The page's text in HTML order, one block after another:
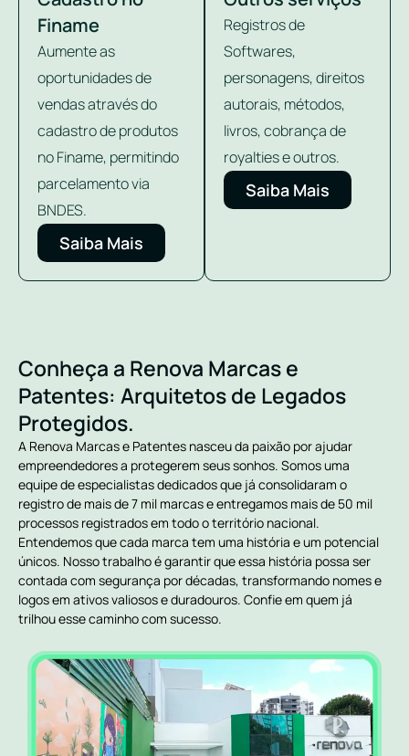
Finame
Aumente as
oportunidades de
vendas através do
cadastro de produtos
no Finame, permitindo
parcelamento via
BNDES.
Saiba Mais
Registros de
Softwares,
personagens, direitos
autorais, métodos,
livros, cobrança de
royalties e outros.
Saiba Mais
Conheça a Renova Marcas e
Patentes: Arquitetos de Legados
Protegidos.
A Renova Marcas e Patentes nasceu da paixão por ajudar
empreendedores a protegerem seus sonhos. Somos uma
equipe de especialistas dedicados que já consolidaram o
registro de mais de 7 mil marcas e entregamos mais de 50 mil
processos registrados em todo o território nacional.
Entendemos que cada marca tem uma história e um potencial
únicos. Nosso trabalho é garantir que essa história possa ser
contada com segurança por décadas, transformando nomes e
logos em ativos valiosos e duradouros. Confie em quem já
trilhou esse caminho com sucesso.